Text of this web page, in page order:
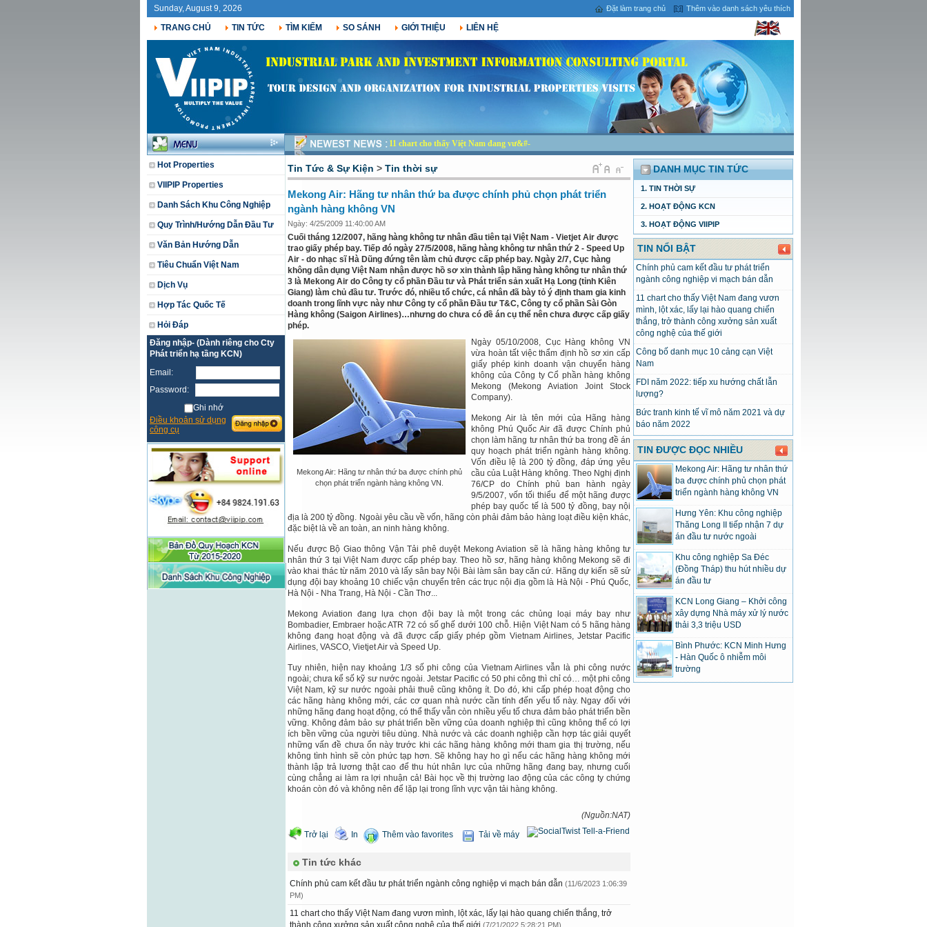
Sunday, August 9, 2026 Đặt làm trang chủ Thêm vào danh sách yêu thích
TRANG CHỦ TIN TỨC TÌM KIẾM SO SÁNH GIỚI THIỆU LIÊN HỆ
Hot Properties
VIIPIP Properties
Danh Sách Khu Công Nghiệp
Quy Trình/Hướng Dẫn Đầu Tư
Văn Bản Hướng Dẫn
Tiêu Chuẩn Việt Nam
Dịch Vụ
Hợp Tác Quốc Tế
Hỏi Đáp
Đăng nhập- (Dành riêng cho Cty
Phát triển hạ tầng KCN)
Email:
Password:
Ghi nhớ
Điều khoản sử dụng
công cụ
11 chart cho thấy Việt Nam đang vươn m-
Tin Tức & Sự Kiện > Tin thời sự
Mekong Air: Hãng tư nhân thứ ba được chính phủ chọn phát triển
ngành hàng không VN
Ngày: 4/25/2009 11:40:00 AM
Cuối tháng 12/2007, hãng hàng không tư nhân đầu tiên tại Việt Nam - Vietjet Air được
trao giấy phép bay. Tiếp đó ngày 27/5/2008, hãng hàng không tư nhân thứ 2 - Speed Up
Air - do nhạc sĩ Hà Dũng đứng tên làm chủ được cấp phép bay. Ngày 2/7, Cục hàng
không dân dụng Việt Nam nhận được hồ sơ xin thành lập hãng hàng không tư nhân thứ
3 là Mekong Air do Công ty cổ phần Đầu tư và Phát triển sản xuất Hạ Long (tỉnh Kiên
Giang) làm chủ đầu tư. Trước đó, nhiều tổ chức, cá nhân đã bày tỏ ý định tham gia kinh
doanh trong lĩnh vực này như Công ty cổ phần Đầu tư T&C, Công ty cổ phần Sài Gòn
Hàng không (Saigon Airlines)…nhưng do chưa có đề án cụ thể nên chưa được cấp giấy
phép.
Mekong Air: Hãng tư nhân thứ ba được chính phủ
chọn phát triển ngành hàng không VN.
Ngày 05/10/2008, Cục Hàng không VN
vừa hoàn tất việc thẩm định hồ sơ xin cấp
giấy phép kinh doanh vận chuyển hàng
không của Công ty Cổ phần hàng không
Mekong (Mekong Aviation Joint Stock
Company).
Mekong Air là tên mới của Hãng hàng
không Phú Quốc Air đã được Chính phủ
chọn làm hãng tư nhân thứ ba trong đề án
quy hoạch phát triển ngành hàng không.
Vốn điều lệ là 200 tỷ đồng, đáp ứng yêu
cầu của Luật Hàng không. Theo Nghị định
76/CP do Chính phủ ban hành ngày
9/5/2007, vốn tối thiểu để một hãng được
phép bay quốc tế là 500 tỷ đồng, bay nội
địa là 200 tỷ đồng. Ngoài yêu cầu về vốn, hãng còn phải đảm bảo hàng loạt điều kiện khác,
đặc biệt là về an toàn, an ninh hàng không.
Nếu được Bộ Giao thông Vận Tải phê duyệt Mekong Aviation sẽ là hãng hàng không tư
nhân thứ 3 tại Việt Nam được cấp phép bay. Theo hồ sơ, hãng hàng không Mekong sẽ đi
vào khai thác từ năm 2010 và lấy sân bay Nội Bài làm sân bay căn cứ. Hãng dự kiến sẽ sử
dụng đội bay khoảng 10 chiếc vận chuyển trên các trục nội địa gồm là Hà Nội - Phú Quốc,
Hà Nội - Nha Trang, Hà Nội - Cần Thơ...
Mekong Aviation đang lựa chọn đội bay là một trong các chủng loại máy bay như
Bombadier, Embraer hoặc ATR 72 có số ghế dưới 100 chỗ. Hiện Việt Nam có 5 hãng hàng
không đang hoạt động và đã được cấp giấy phép gồm Vietnam Airlines, Jetstar Pacific
Airlines, VASCO, Vietjet Air và Speed Up.
Tuy nhiên, hiện nay khoảng 1/3 số phi công của Vietnam Airlines vẫn là phi công nước
ngoài; chưa kể số kỹ sư nước ngoài. Jetstar Pacific có 50 phi công thì chỉ có… một phi công
Việt Nam, kỹ sư nước ngoài phải thuê cũng không ít. Do đó, khi cấp phép hoạt động cho
các hãng hàng không mới, các cơ quan nhà nước cần tính đến yếu tố này. Ngay đối với
những hãng đang hoạt động, có thể thấy vẫn còn nhiều yếu tố chưa đảm bảo phát triển bền
vững. Không đảm bảo sự phát triển bền vững của doanh nghiệp thì cũng không thể có lợi
ích bền vững của người tiêu dùng. Nhà nước và các doanh nghiệp cần hợp tác giải quyết
những vấn đề chưa ổn này trước khi các hãng hàng không mới tham gia thị trường, nếu
không tình hình sẽ còn phức tạp hơn. Sẽ không hay ho gì nếu các hãng hàng không mới
thành lập trả lương thật cao để thu hút nhân lực của những hãng đang bay, nhưng cuối
cùng chẳng ai làm ra lợi nhuận cả! Bài học về thị trường lao động của các công ty chứng
khoán còn đó và không nên để lặp lại trong lĩnh vực vận tải hàng không.
(Nguồn:NAT)
Trở lại
In Thêm vào favorites Tải về máy
Tin tức khác
Chính phủ cam kết đầu tư phát triển ngành công nghiệp vi mạch bán dẫn (11/6/2023 1:06:39
PM)
11 chart cho thấy Việt Nam đang vươn mình, lột xác, lấy lại hào quang chiến thắng, trở
thành công xưởng sản xuất công nghệ của thế giới (7/21/2022 5:28:21 PM)
DANH MỤC TIN TỨC
1. TIN THỜI SỰ
2. HOẠT ĐỘNG KCN
3. HOẠT ĐỘNG VIIPIP
TIN NỔI BẬT
Chính phủ cam kết đầu tư phát triển
ngành công nghiệp vi mạch bán dẫn
11 chart cho thấy Việt Nam đang vươn
mình, lột xác, lấy lại hào quang chiến
thắng, trở thành công xưởng sản xuất
công nghệ của thế giới
Công bố danh mục 10 cảng cạn Việt
Nam
FDI năm 2022: tiếp xu hướng chất lẫn
lượng?
Bức tranh kinh tế vĩ mô năm 2021 và dự
báo năm 2022
TIN ĐƯỢC ĐỌC NHIỀU
Mekong Air: Hãng tư nhân thứ
ba được chính phủ chọn phát
triển ngành hàng không VN
Hưng Yên: Khu công nghiệp
Thăng Long II tiếp nhận 7 dự
án đầu tư nước ngoài
Khu công nghiệp Sa Đéc
(Đồng Tháp) thu hút nhiều dự
án đầu tư
KCN Long Giang – Khởi công
xây dựng Nhà máy xử lý nước
thải 3,3 triệu USD
Bình Phước: KCN Minh Hưng
- Hàn Quốc ô nhiễm môi
trường